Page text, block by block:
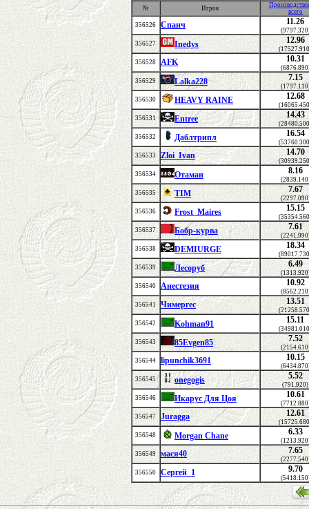
№ Игрок
всего
356526
Спанч 11.26
356527
Inedys 12.96
356528
AFK 10.31
356529
Lalka228 7.15
356530
HEAVY RAINE 12.68
356531
Entree 14.43
356532
Даблтрипл 16.54
356533
Zloi_Ivan 14.70
356534
Отаман 8.16
356535
TIM 7.67
356536
Frost_Maires 15.15
356537
Бобр-курва 7.61
356538
DEMIURGE 18.34
356539
Лесоруб 6.49
356540
Анестезия 10.92
356541
Чимергес 13.51
356542
Kohman91 15.11
356543
85Evgen85 7.52
356544
lipunchik3691 10.15
356545
onegogis 5.52
(791.920)
356546
Икарус Для Цоя 10.61
356547
Juragga 12.61
356548
Morgan Chane 6.33
356549
мася40 7.65
356550
Сергей_1 9.70